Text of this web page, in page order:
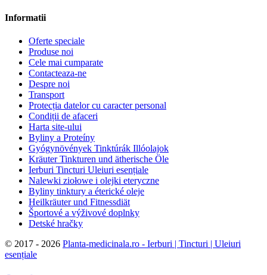
Informatii
Oferte speciale
Produse noi
Cele mai cumparate
Contacteaza-ne
Despre noi
Transport
Protecția datelor cu caracter personal
Condiții de afaceri
Harta site-ului
Byliny a Proteíny
Gyógynövények Tinktúrák Illóolajok
Kräuter Tinkturen und ätherische Öle
Ierburi Tincturi Uleiuri esențiale
Nalewki ziołowe i olejki eteryczne
Byliny tinktury a éterické oleje
Heilkräuter und Fitnessdiät
Športové a výživové doplnky
Detské hračky
© 2017 - 2026 Planta-medicinala.ro - Ierburi | Tincturi | Uleiuri
esențiale